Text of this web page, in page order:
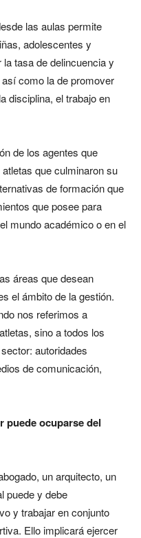
las aulas permite
adolescentes y
tasa de delincuencia y
como la de promover
disciplina, el trabajo en
de los agentes que
que culminaron su
de formación que
que posee para
mundo académico o en el
áreas que desean
el ámbito de la gestión.
nos referimos a
sino a todos los
autoridades
de comunicación,
puede ocuparse del
un arquitecto, un
puede y debe
y trabajar en conjunto
Ello implicará ejercer